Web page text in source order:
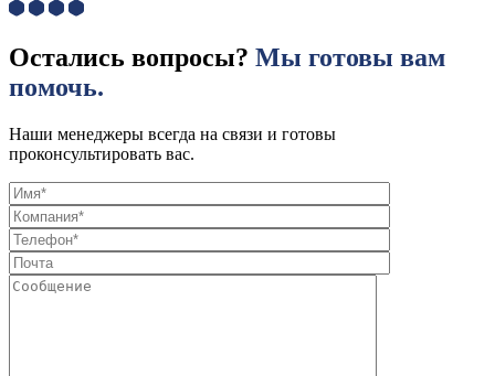
Остались вопросы? Мы готовы вам
помочь.
Наши менеджеры всегда на связи и готовы
проконсультировать вас.